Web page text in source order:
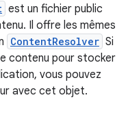
est un fichier public
Il offre les mêmes
ContentResolver Si
contenu pour stocker
vous pouvez
avec cet objet.